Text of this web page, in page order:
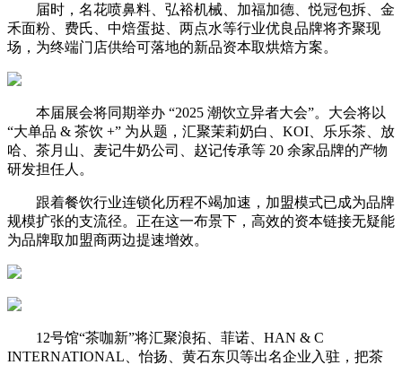
届时，名花喷鼻料、弘裕机械、加福加德、悦冠包拆、金
禾面粉、费氏、中焙蛋挞、两点水等行业优良品牌将齐聚现
场，为终端门店供给可落地的新品资本取烘焙方案。
本届展会将同期举办 “2025 潮饮立异者大会”。大会将以
“大单品 & 茶饮 +” 为从题，汇聚茉莉奶白、KOI、乐乐茶、放
哈、茶月山、麦记牛奶公司、赵记传承等 20 余家品牌的产物
研发担任人。
跟着餐饮行业连锁化历程不竭加速，加盟模式已成为品牌
规模扩张的支流径。正在这一布景下，高效的资本链接无疑能
为品牌取加盟商两边提速增效。
12号馆“茶咖新”将汇聚浪拓、菲诺、HAN & C
INTERNATIONAL、怡扬、黄石东贝等出名企业入驻，把茶